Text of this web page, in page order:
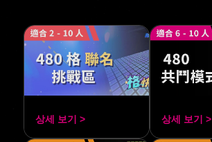
상세 보기 > 상세 보기 >